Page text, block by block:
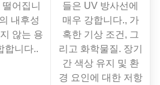
어집니
내후성
않는 용
합니다..
들은 UV 방사선에
매우 강합니다., 가
혹한 기상 조건, 그
리고 화학물질. 장기
간 색상 유지 및 환
경 요인에 대한 저항